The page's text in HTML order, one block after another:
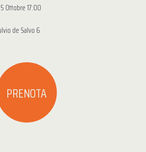
PRENOTA
Ottobre 17:00
de Salvo 6